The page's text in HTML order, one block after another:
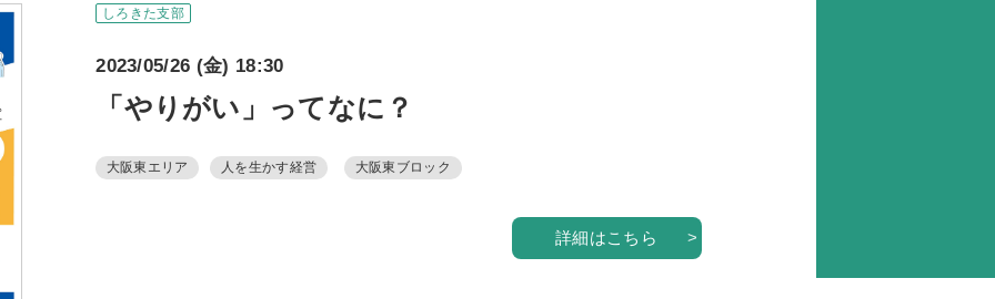
その他の活動
同友会の地域づくり
しろきた支部
2023/05/26 (金) 18:30
「やりがい」ってなに？
大阪東エリア 人を生かす経営 大阪東ブロック
詳細はこちら